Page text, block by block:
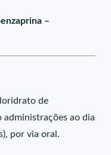
–
de
administrações ao dia
por via oral.